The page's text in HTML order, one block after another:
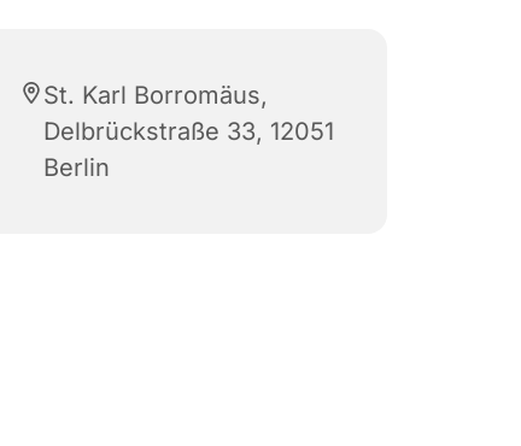
St. Karl Borromäus,
Delbrückstraße 33, 12051
Berlin